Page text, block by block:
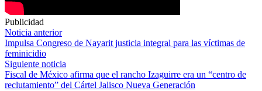
Publicidad
Navegación
de
entradas
Noticia anterior
Impulsa Congreso de Nayarit justicia integral para las víctimas de
feminicidio
Siguiente noticia
Fiscal de México afirma que el rancho Izaguirre era un “centro de
reclutamiento” del Cártel Jalisco Nueva Generación